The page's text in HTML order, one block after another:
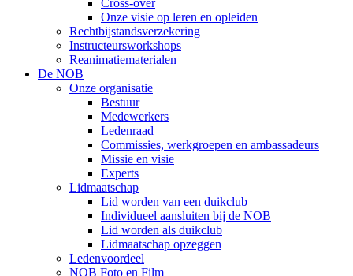
Cross-over
Onze visie op leren en opleiden
Rechtbijstandsverzekering
Instructeursworkshops
Reanimatiematerialen
De NOB
Onze organisatie
Bestuur
Medewerkers
Ledenraad
Commissies, werkgroepen en ambassadeurs
Missie en visie
Experts
Lidmaatschap
Lid worden van een duikclub
Individueel aansluiten bij de NOB
Lid worden als duikclub
Lidmaatschap opzeggen
Ledenvoordeel
NOB Foto en Film